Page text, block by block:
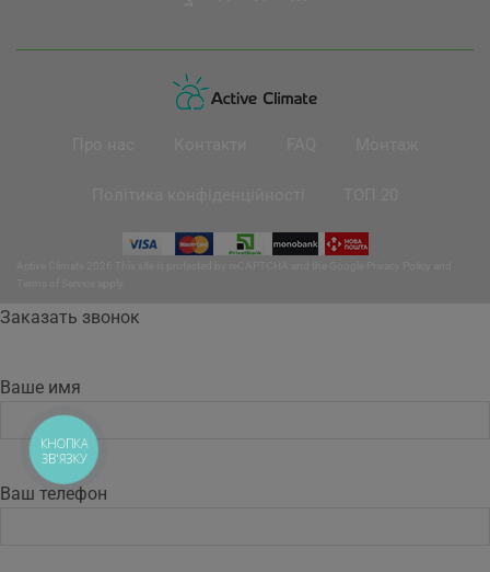
Заказать звонок
Ваше имя
Ваш телефон
КНОПКА
ЗВ'ЯЗКУ